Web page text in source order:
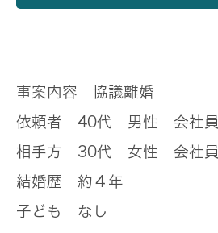
事案内容 協議離婚
依頼者 40代 男性 会社員
相手方 30代 女性 会社員
結婚歴 約４年
子ども なし